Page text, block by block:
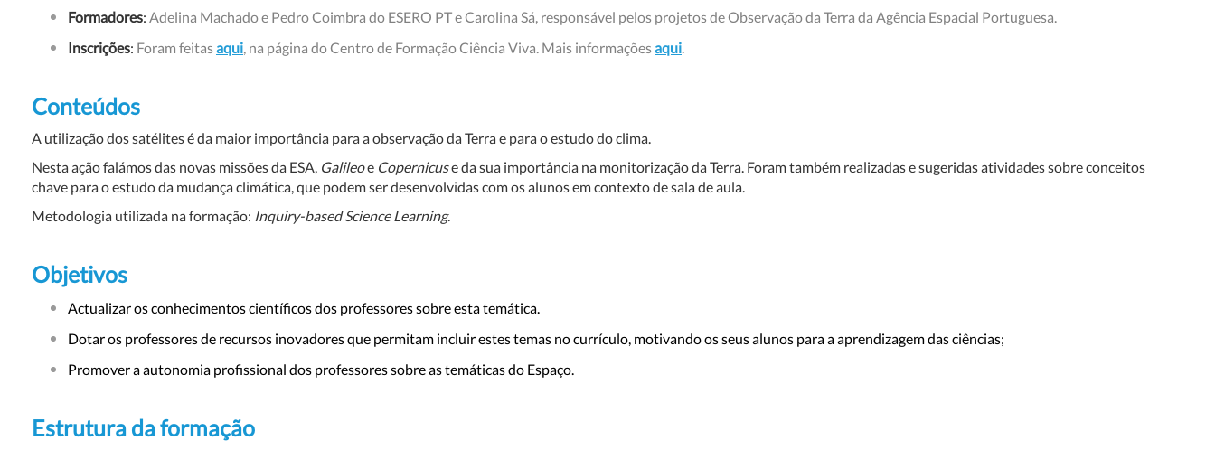
Formadores: Adelina Machado e Pedro Coimbra do ESERO PT e Carolina Sá, responsável pelos projetos de Observação da Terra da Agência Espacial Portuguesa.
Inscrições: Foram feitasaqui, na página do Centro de Formação Ciência Viva. Mais informaçõesaqui.
Conteúdos
A utilização dos satélites é da maior importância para a observação da Terra e para o estudo do clima.
Nesta ação falámos das novas missões da ESA, Galileoe Copernicuse da sua importância na monitorização da Terra. Foram também realizadas e sugeridas atividades sobre conceitos
chave para o estudo da mudança climática, que podem ser desenvolvidas com os alunos em contexto de sala de aula.
Metodologia utilizada na formação: Inquiry-based Science Learning.
Objetivos
Actualizar os conhecimentos científicos dos professores sobre esta temática.
Dotar os professores de recursos inovadores que permitam incluir estes temas no currículo, motivando os seus alunos para a aprendizagem das ciências;
Promover a autonomia profissional dos professores sobre as temáticas do Espaço.
Estrutura da formação